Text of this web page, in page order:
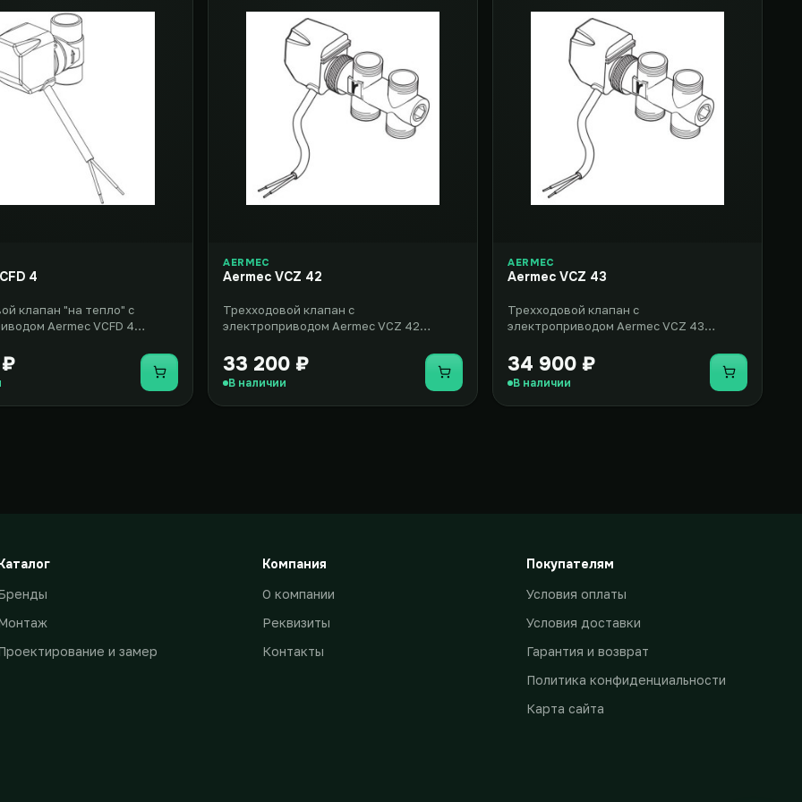
4
клапан "на тепло" с
Aermec VCFD 4
Купить
AERMEC
Aermec VCZ 42
Трехходовой клапан с
электроприводом Aermec VCZ 42
оборудования, включаю..
33 200 ₽
В наличии Купить
AERMEC
Aermec VCZ 43
Трехходовой клапан с
электроприводом Aermec VCZ 43
вентиляторных доводчи..
34 900 ₽
В наличии Купить
и замер
Компания
О компании
Реквизиты
Контакты
Покупателям
Условия оплаты
Условия доставки
Гарантия и возврат
Политика конфиденциальности
Карта сайта